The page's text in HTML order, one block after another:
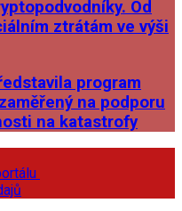
Od
ztrátám ve výši
program
na podporu
na katastrofy